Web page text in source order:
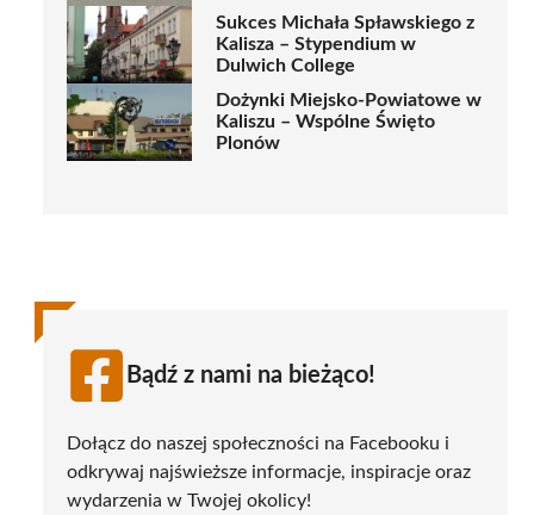
Sukces Michała Spławskiego z
Kalisza – Stypendium w
Dulwich College
Dożynki Miejsko-Powiatowe w
Kaliszu – Wspólne Święto
Plonów
Bądź z nami na bieżąco!
Dołącz do naszej społeczności na Facebooku i
odkrywaj najświeższe informacje, inspiracje oraz
wydarzenia w Twojej okolicy!